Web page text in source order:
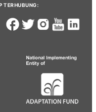
TERHUBUNG: